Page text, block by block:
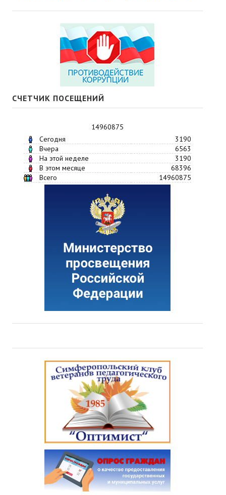
СЧЕТЧИК ПОСЕЩЕНИЙ
14960875
Сегодня
3190
Вчера
6563
На этой неделе
3190
В этом месяце
68396
Всего
14960875